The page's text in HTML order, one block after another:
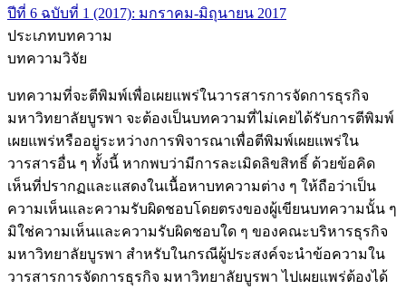
ปีที่ 6 ฉบับที่ 1 (2017): มกราคม-มิถุนายน 2017
ประเภทบทความ
บทความวิจัย
บทความที่จะตีพิมพ์เพื่อเผยแพร่ในวารสารการจัดการธุรกิจ
มหาวิทยาลัยบูรพา จะต้องเป็นบทความที่ไม่เคยได้รับการตีพิมพ์
เผยแพร่หรืออยู่ระหว่างการพิจารณาเพื่อตีพิมพ์เผยแพร่ใน
วารสารอื่น ๆ ทั้งนี้ หากพบว่ามีการละเมิดลิขสิทธิ์ ด้วยข้อคิด
เห็นที่ปรากฏและแสดงในเนื้อหาบทความต่าง ๆ ให้ถือว่าเป็น
ความเห็นและความรับผิดชอบโดยตรงของผู้เขียนบทความนั้น ๆ
มิใช่ความเห็นและความรับผิดชอบใด ๆ ของคณะบริหารธุรกิจ
มหาวิทยาลัยบูรพา สำหรับในกรณีผู้ประสงค์จะนำข้อความใน
วารสารการจัดการธุรกิจ มหาวิทยาลัยบูรพา ไปเผยแพร่ต้องได้